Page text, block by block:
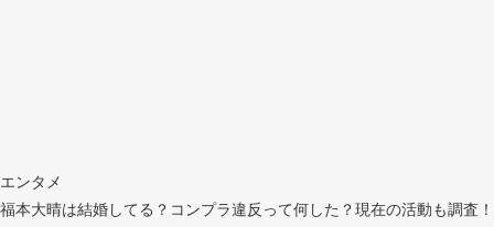
エンタメ
福本大晴は結婚してる？コンプラ違反って何した？現在の活動も調査！